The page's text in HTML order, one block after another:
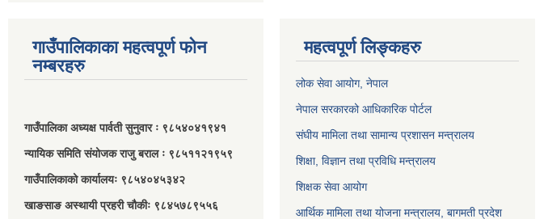
गाउँपालिकाका महत्वपूर्ण फोन
नम्बरहरु
गाउँपालिका अध्यक्ष पार्वती सुनुवार ः ९८५४०४१९४१
न्यायिक समिति संयोजक राजु बराल ः ९८५११२१९५९
गाउँपालिकाको कार्यालयः ९८५४०४५३४२
खाङसाङ अस्थायी प्रहरी चौकीः ९८४५७८९५५६
महत्वपूर्ण लिङ्कहरु
लोक सेवा आयोग, नेपाल
नेपाल सरकारको आधिकारिक पोर्टल
संघीय मामिला तथा सामान्य प्रशासन मन्त्रालय
शिक्षा, विज्ञान तथा प्रविधि मन्त्रालय
शिक्षक सेवा आयोग
आर्थिक मामिला तथा योजना मन्त्रालय, बागमती प्रदेश